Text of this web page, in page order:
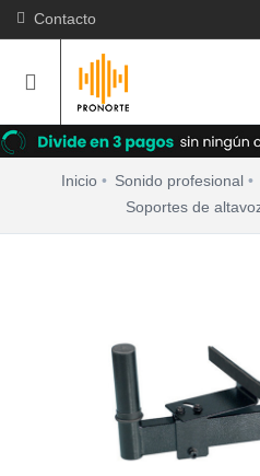
Contacto
Inicio Sonido profesional
Soportes de